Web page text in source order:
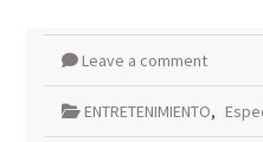
Leave a comment
ENTRETENIMIENTO,